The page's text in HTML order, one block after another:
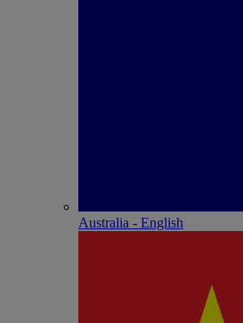
Australia - English